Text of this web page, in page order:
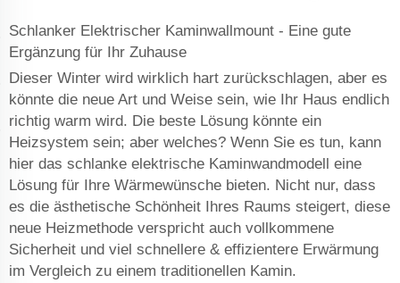
Schlanker Elektrischer Kaminwallmount - Eine gute
Ergänzung für Ihr Zuhause
Dieser Winter wird wirklich hart zurückschlagen, aber es
könnte die neue Art und Weise sein, wie Ihr Haus endlich
richtig warm wird. Die beste Lösung könnte ein
Heizsystem sein; aber welches? Wenn Sie es tun, kann
hier das schlanke elektrische Kaminwandmodell eine
Lösung für Ihre Wärmewünsche bieten. Nicht nur, dass
es die ästhetische Schönheit Ihres Raums steigert, diese
neue Heizmethode verspricht auch vollkommene
Sicherheit und viel schnellere & effizientere Erwärmung
im Vergleich zu einem traditionellen Kamin.